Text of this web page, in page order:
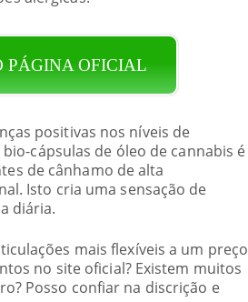
PÁGINA OFICIAL
positivas nos níveis de
cápsulas de óleo de cannabis é
de cânhamo de alta
Isto cria uma sensação de
diária.
mais flexíveis a um preço
no site oficial? Existem muitos
Posso confiar na discrição e